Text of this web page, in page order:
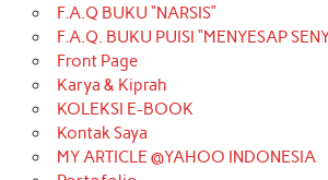
F.A.Q BUKU “NARSIS”
F.A.Q. BUKU PUISI “MENYESAP
Front Page
Karya & Kiprah
KOLEKSI E-BOOK
Kontak Saya
MY ARTICLE @YAHOO INDONESIA